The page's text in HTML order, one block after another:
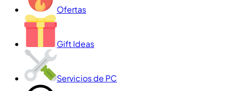
Ofertas
Gift Ideas
Servicios de PC